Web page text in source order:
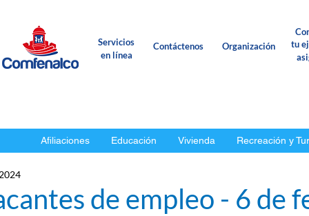
Servicios
en línea
Contáctenos Organización
tu
Afiliaciones Educación Vivienda Recreación y
de empleo - 6 de